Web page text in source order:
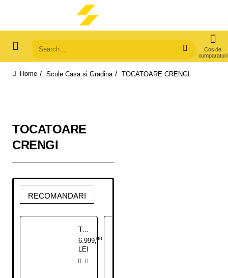
Search...
Scule Casa si Gradina TOCATOARE CRENGI
TOCATOARE
CRENGI
RECOMANDARI
Tocator de crengi si resturi vegetale RURIS STB 800 9 CP
6.999 00
LEI